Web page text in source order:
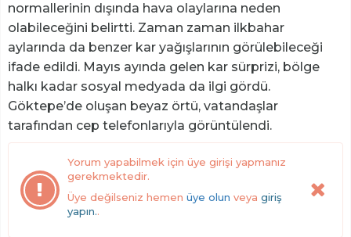
normallerinin dışında hava olaylarına neden
olabileceğini belirtti. Zaman zaman ilkbahar
aylarında da benzer kar yağışlarının görülebileceği
ifade edildi. Mayıs ayında gelen kar sürprizi, bölge
halkı kadar sosyal medyada da ilgi gördü.
Göktepe’de oluşan beyaz örtü, vatandaşlar
tarafından cep telefonlarıyla görüntülendi.
Yorum yapabilmek için üye girişi yapmanız
gerekmektedir.
Üye değilseniz hemen üye olun veya giriş
yapın..